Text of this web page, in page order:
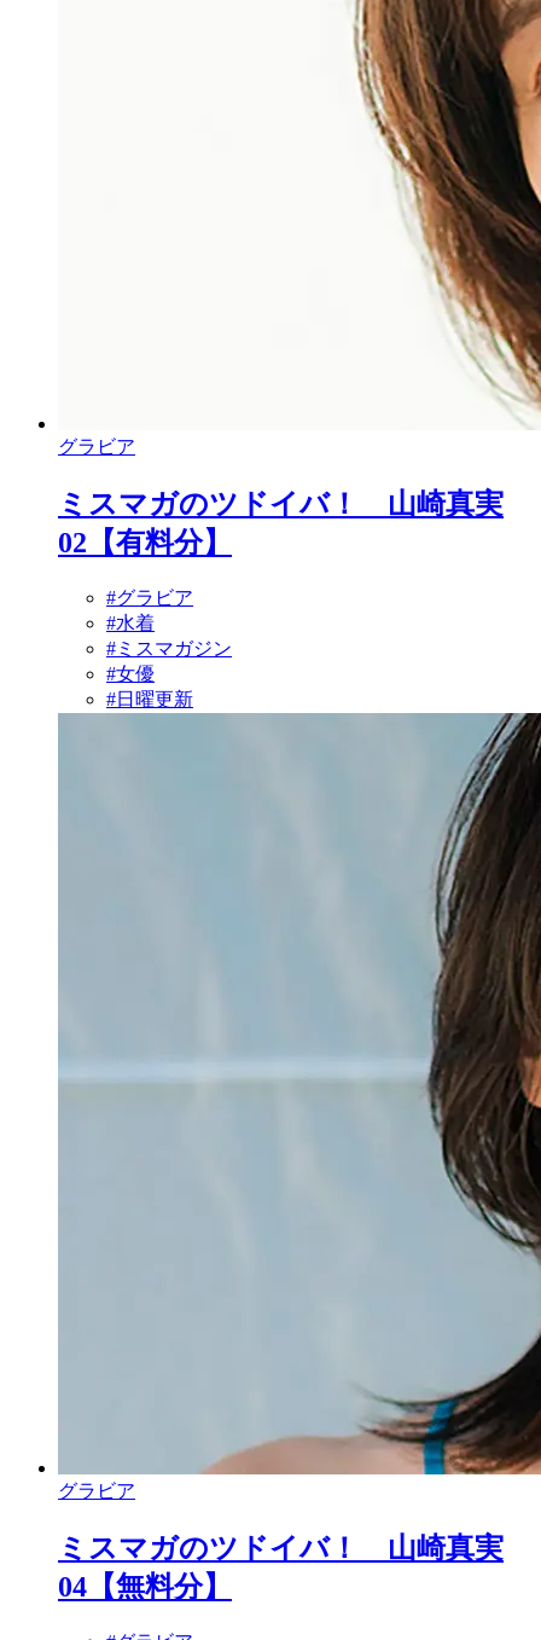
グラビア
ミスマガのツドイバ！ 山崎真実
02【有料分】
#グラビア
#水着
#ミスマガジン
#女優
#日曜更新
グラビア
ミスマガのツドイバ！ 山崎真実
04【無料分】